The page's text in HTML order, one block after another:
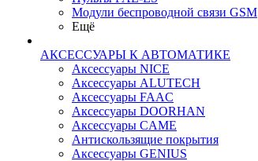
Модули беспроводной связи GSM
Ещё
АКСЕССУАРЫ К АВТОМАТИКЕ
Аксессуары NICE
Аксессуары ALUTECH
Аксессуары FAAC
Аксессуары DOORHAN
Аксессуары CAME
Антискользящие покрытия
Аксессуары GENIUS